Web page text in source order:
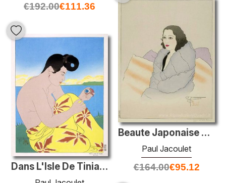
€192.00€111.36
Beaute Japonaise Moderne. Kobe
Paul Jacoulet
€164.00€95.12
Dans L'Isle De Tinian. Marianes